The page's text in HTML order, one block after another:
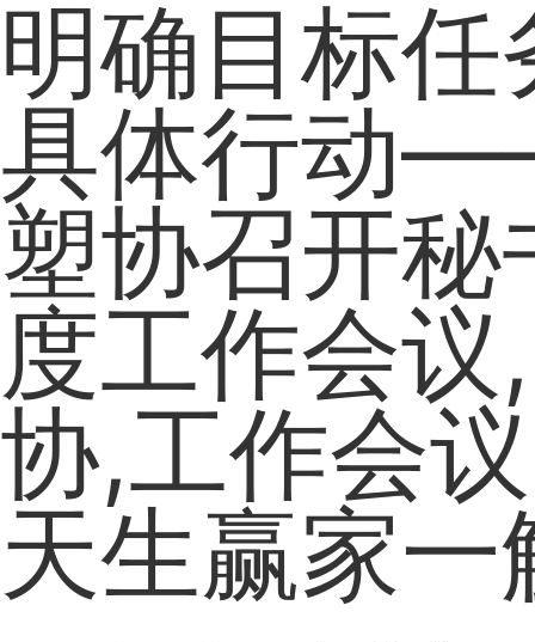
明确目标
具体行动
塑协召开秘
度工作会
协,工作会
天生赢家一